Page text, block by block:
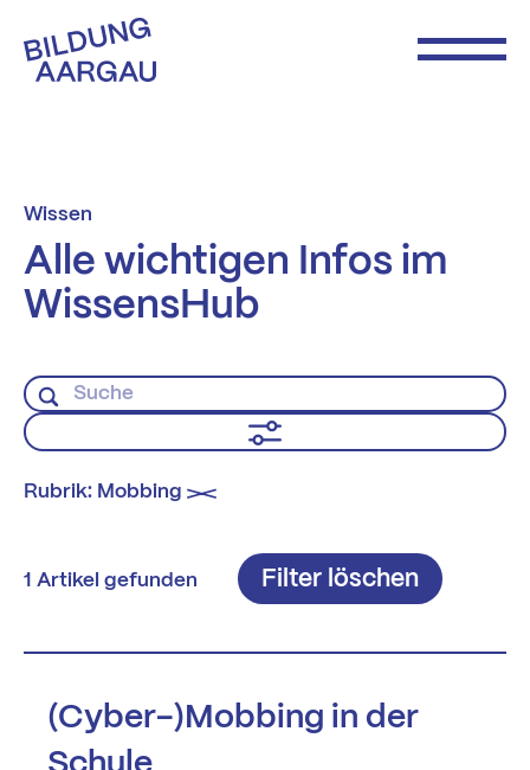
Wissen
Alle wichtigen Infos im
WissensHub
Rubrik: Mobbing
1 Artikel gefunden Filter löschen
(Cyber-)Mobbing in der